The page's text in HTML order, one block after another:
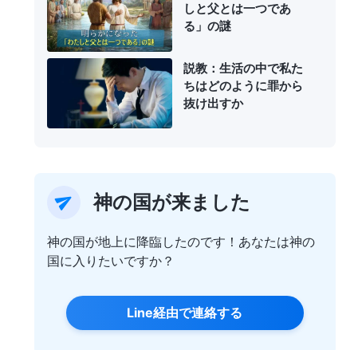
しと父とは一つであ
る」の謎
説教：生活の中で私た
ちはどのように罪から
抜け出すか
神の国が来ました
神の国が地上に降臨したのです！あなたは神の
国に入りたいですか？
Line経由で連絡する